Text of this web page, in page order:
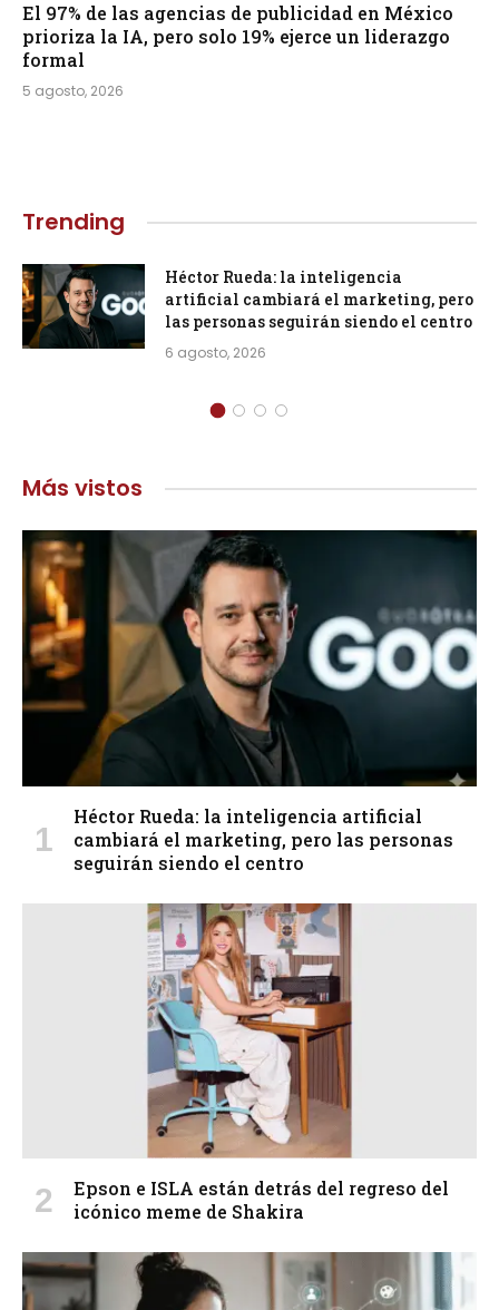
El 97% de las agencias de publicidad en México
prioriza la IA, pero solo 19% ejerce un liderazgo
formal
5 agosto, 2026
Trending
Héctor Rueda: la inteligencia
artificial cambiará el marketing, pero
las personas seguirán siendo el centro
6 agosto, 2026
Más vistos
Héctor Rueda: la inteligencia artificial
cambiará el marketing, pero las personas
seguirán siendo el centro
Epson e ISLA están detrás del regreso del
icónico meme de Shakira